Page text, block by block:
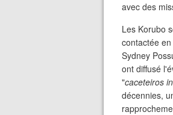
avec des
Les Korubo
contactée
Sydney
ont diffusé
"caceteiros
décennies,